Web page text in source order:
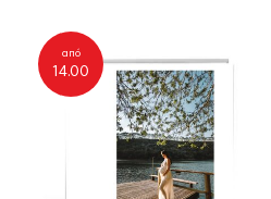
από
14.00